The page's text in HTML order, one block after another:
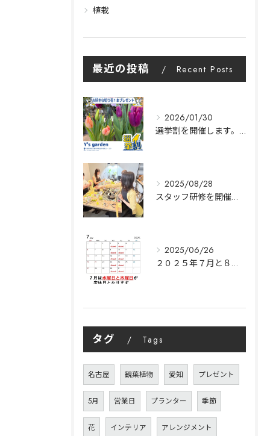
植栽
最近の投稿 Recent Posts
2026/01/30
選挙割を開催します。|Y's garden
2025/08/28
スタッフ研修を開催します。｜名古屋市中村区Y's garden
2025/06/26
２０２５年７月と８月の営業日のご案内｜Y’s garden
タグ Tags
名古屋 観葉植物 愛知 プレゼント
5月 営業日 プランター 季節
花 インテリア アレンジメント